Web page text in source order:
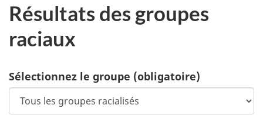
Résultats des groupes
raciaux
Sélectionnez le groupe (obligatoire)